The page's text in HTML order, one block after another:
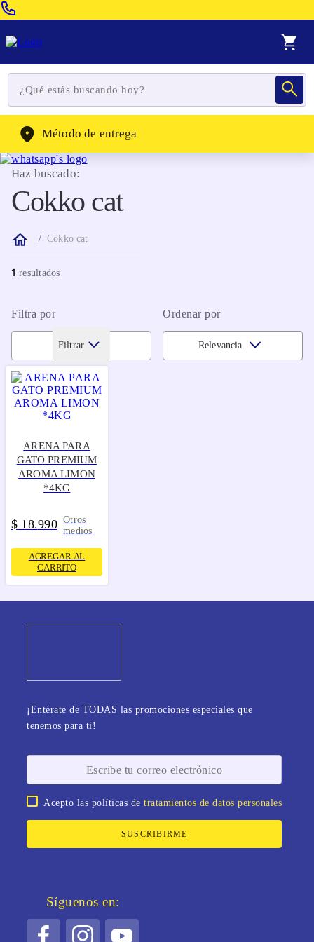
WhatsApp: (302) 262-4104
Método de entrega
Haz buscado:
Cokko cat
Cokko cat
1
Filtra por Ordenar por
Filtrar Relevancia
ARENA PARA
GATO PREMIUM
AROMA LIMON
*4KG
$ 18.990 Otros
medios
AGREGAR AL
CARRITO
¡Entérate de TODAS las promociones especiales que
tenemos para ti!
Acepto las políticas detratamientos de datos personales
SUSCRIBIRME
Síguenos en: